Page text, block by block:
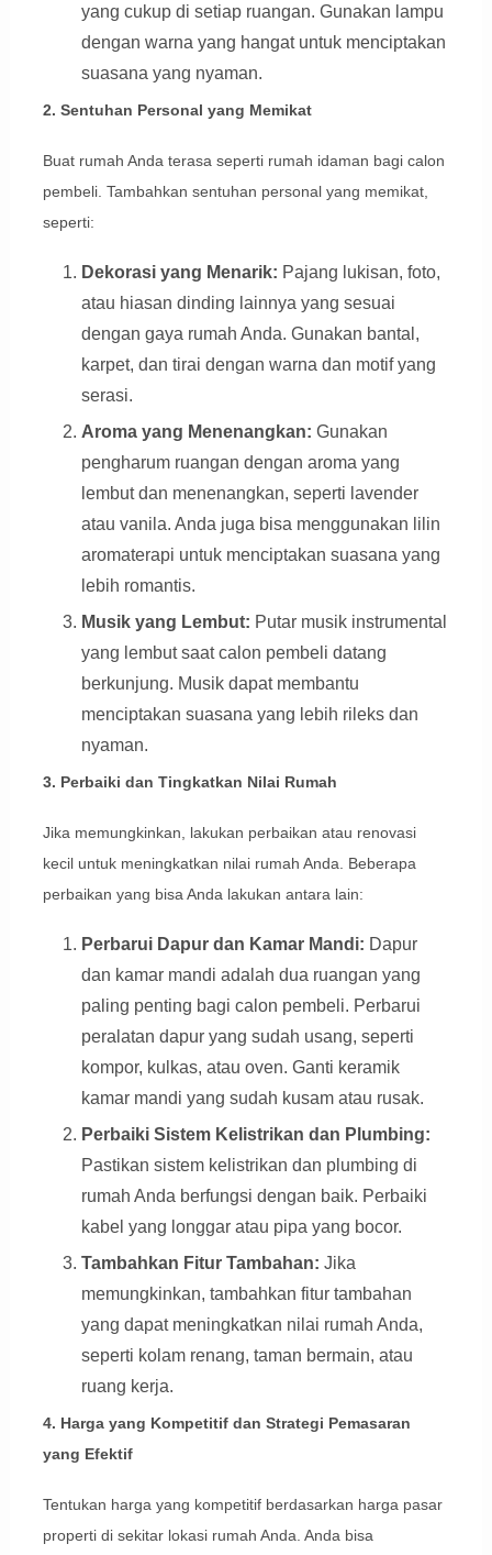
yang cukup di setiap ruangan. Gunakan lampu
dengan warna yang hangat untuk menciptakan
suasana yang nyaman.
2. Sentuhan Personal yang Memikat
Buat rumah Anda terasa seperti rumah idaman bagi calon
pembeli. Tambahkan sentuhan personal yang memikat,
seperti:
Dekorasi yang Menarik: Pajang lukisan, foto,
atau hiasan dinding lainnya yang sesuai
dengan gaya rumah Anda. Gunakan bantal,
karpet, dan tirai dengan warna dan motif yang
serasi.
Aroma yang Menenangkan: Gunakan
pengharum ruangan dengan aroma yang
lembut dan menenangkan, seperti lavender
atau vanila. Anda juga bisa menggunakan lilin
aromaterapi untuk menciptakan suasana yang
lebih romantis.
Musik yang Lembut: Putar musik instrumental
yang lembut saat calon pembeli datang
berkunjung. Musik dapat membantu
menciptakan suasana yang lebih rileks dan
nyaman.
3. Perbaiki dan Tingkatkan Nilai Rumah
Jika memungkinkan, lakukan perbaikan atau renovasi
kecil untuk meningkatkan nilai rumah Anda. Beberapa
perbaikan yang bisa Anda lakukan antara lain:
Perbarui Dapur dan Kamar Mandi: Dapur
dan kamar mandi adalah dua ruangan yang
paling penting bagi calon pembeli. Perbarui
peralatan dapur yang sudah usang, seperti
kompor, kulkas, atau oven. Ganti keramik
kamar mandi yang sudah kusam atau rusak.
Perbaiki Sistem Kelistrikan dan Plumbing:
Pastikan sistem kelistrikan dan plumbing di
rumah Anda berfungsi dengan baik. Perbaiki
kabel yang longgar atau pipa yang bocor.
Tambahkan Fitur Tambahan: Jika
memungkinkan, tambahkan fitur tambahan
yang dapat meningkatkan nilai rumah Anda,
seperti kolam renang, taman bermain, atau
ruang kerja.
4. Harga yang Kompetitif dan Strategi Pemasaran
yang Efektif
Tentukan harga yang kompetitif berdasarkan harga pasar
properti di sekitar lokasi rumah Anda. Anda bisa